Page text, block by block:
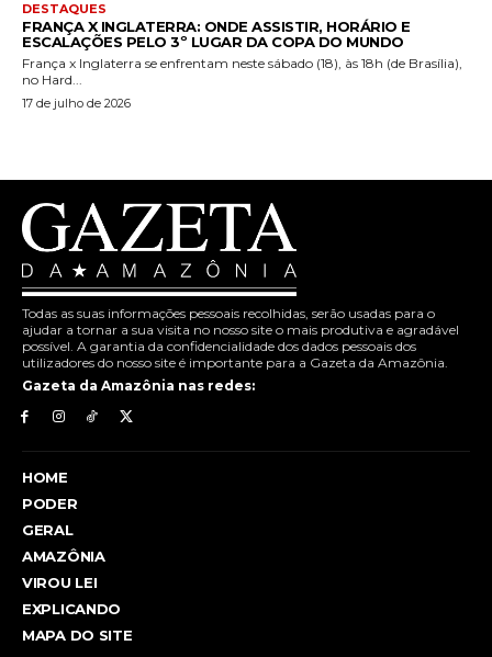
DESTAQUES
FRANÇA X INGLATERRA: ONDE ASSISTIR, HORÁRIO E
ESCALAÇÕES PELO 3º LUGAR DA COPA DO MUNDO
França x Inglaterra se enfrentam neste sábado (18), às 18h (de Brasília),
no Hard...
17 de julho de 2026
Todas as suas informações pessoais recolhidas, serão usadas para o
ajudar a tornar a sua visita no nosso site o mais produtiva e agradável
possível. A garantia da confidencialidade dos dados pessoais dos
utilizadores do nosso site é importante para a Gazeta da Amazônia.
Gazeta da Amazônia nas redes:
HOME
PODER
GERAL
AMAZÔNIA
VIROU LEI
EXPLICANDO
MAPA DO SITE